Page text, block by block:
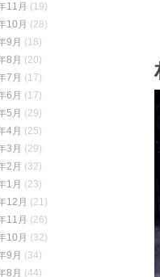
11月 (19)
10月 (28)
9月 (18)
8月 (20)
7月 (17)
6月 (17)
5月 (29)
4月 (25)
3月 (29)
2月 (32)
1月 (23)
12月 (21)
11月 (26)
10月 (32)
9月 (34)
8月 (44)